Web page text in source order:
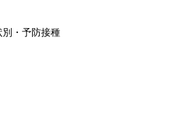
・予防接種